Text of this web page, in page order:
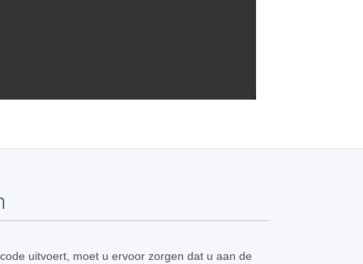
uitvoert, moet u ervoor zorgen dat u aan de